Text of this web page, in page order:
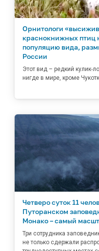
Орнитологи
краснокнижных птиц
популяцию вида,
России
Этот вид – редкий кулик-
нигде в мире, кроме
Четверо суток 11
Путоранском
Монако – самый
Три сотрудника
не только сдержали